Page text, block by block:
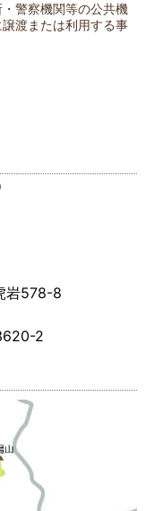
警察機関等の公共機
渡または利用する事
岩578-8
2